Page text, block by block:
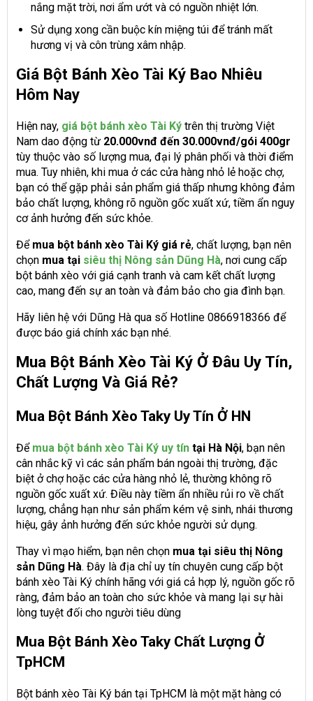
nắng mặt trời, nơi ẩm ướt và có nguồn nhiệt lớn.
Sử dụng xong cần buộc kín miệng túi để tránh mất
hương vị và côn trùng xâm nhập.
Giá Bột Bánh Xèo Tài Ký Bao Nhiêu
Hôm Nay
Hiện nay, giá bột bánh xèo Tài Ký trên thị trường Việt
Nam dao động từ 20.000vnđ đến 30.000vnđ/gói 400gr
tùy thuộc vào số lượng mua, đại lý phân phối và thời điểm
mua. Tuy nhiên, khi mua ở các cửa hàng nhỏ lẻ hoặc chợ,
bạn có thể gặp phải sản phẩm giá thấp nhưng không đảm
bảo chất lượng, không rõ nguồn gốc xuất xứ, tiềm ẩn nguy
cơ ảnh hưởng đến sức khỏe.
Để mua bột bánh xèo Tài Ký giá rẻ, chất lượng, bạn nên
chọn mua tại siêu thị Nông sản Dũng Hà, nơi cung cấp
bột bánh xèo với giá cạnh tranh và cam kết chất lượng
cao, mang đến sự an toàn và đảm bảo cho gia đình bạn.
Hãy liên hệ với Dũng Hà qua số Hotline 0866918366 để
được báo giá chính xác bạn nhé.
Mua Bột Bánh Xèo Tài Ký Ở Đâu Uy Tín,
Chất Lượng Và Giá Rẻ?
Mua Bột Bánh Xèo Taky Uy Tín Ở HN
Để mua bột bánh xèo Tài Ký uy tín tại Hà Nội, bạn nên
cân nhắc kỹ vì các sản phẩm bán ngoài thị trường, đặc
biệt ở chợ hoặc các cửa hàng nhỏ lẻ, thường không rõ
nguồn gốc xuất xứ. Điều này tiềm ẩn nhiều rủi ro về chất
lượng, chẳng hạn như sản phẩm kém vệ sinh, nhái thương
hiệu, gây ảnh hưởng đến sức khỏe người sử dụng.
Thay vì mạo hiểm, bạn nên chọn mua tại siêu thị Nông
sản Dũng Hà. Đây là địa chỉ uy tín chuyên cung cấp bột
bánh xèo Tài Ký chính hãng với giá cả hợp lý, nguồn gốc rõ
ràng, đảm bảo an toàn cho sức khỏe và mang lại sự hài
lòng tuyệt đối cho người tiêu dùng
Mua Bột Bánh Xèo Taky Chất Lượng Ở
TpHCM
Bột bánh xèo Tài Ký bán tại TpHCM là một mặt hàng có